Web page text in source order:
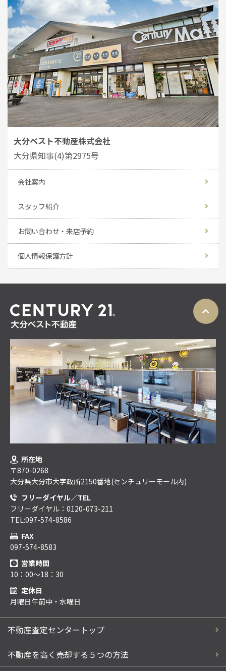
大分ベスト不動産株式会社
大分県知事(4)第2975号
会社案内
スタッフ紹介
お問い合わせ・来店予約
個人情報保護方針
所在地
〒870-0268
大分県大分市大字政所2150番地(センチュリーモール内)
フリーダイヤル／TEL
フリーダイヤル：0120-073-211
TEL:097-574-8586
FAX
097-574-8583
営業時間
10：00～18：30
定休日
月曜日午前中・水曜日
不動産査定センタートップ
不動産を高く売却する５つの方法